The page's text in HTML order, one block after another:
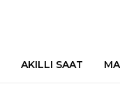
AKILLI SAAT